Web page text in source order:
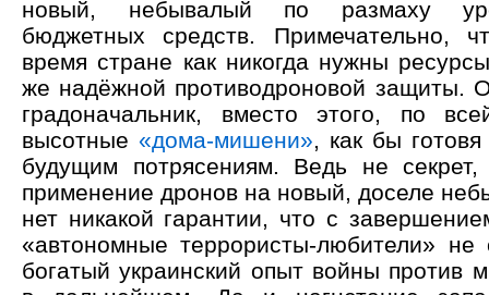
новый, небывалый по размаху
бюджетных средств. Примечательно,
время стране как никогда нужны
же надёжной противодроновой защиты.
градоначальник, вместо этого, по
высотные «дома-мишени», как бы
будущим потрясениям. Ведь не
применение дронов на новый, доселе
нет никакой гарантии, что с
«автономные террористы-любители» не
богатый украинский опыт войны против